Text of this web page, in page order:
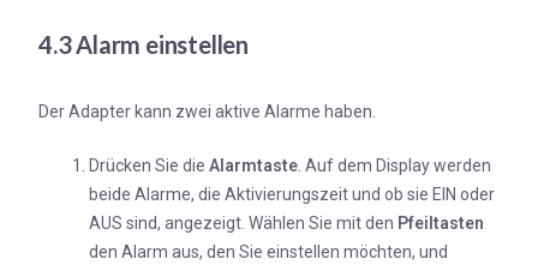
4.3 Alarm einstellen
Der Adapter kann zwei aktive Alarme haben.
Drücken Sie die Alarmtaste . Auf dem Display werden
beide Alarme, die Aktivierungszeit und ob sie EIN oder
AUS sind, angezeigt. Wählen Sie mit den Pfeiltasten
den Alarm aus, den Sie einstellen möchten, und